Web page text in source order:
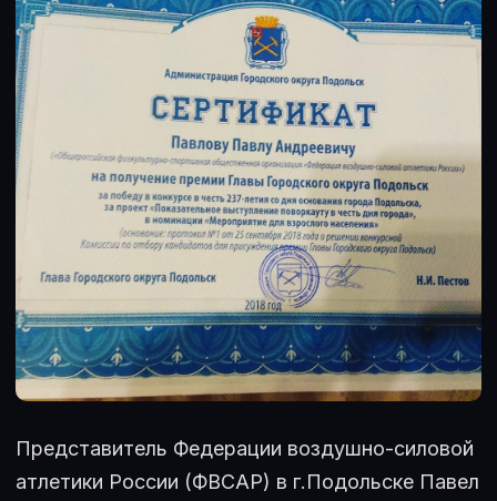
Представитель Федерации воздушно-силовой
атлетики России (ФВСАР) в г.Подольске Павел